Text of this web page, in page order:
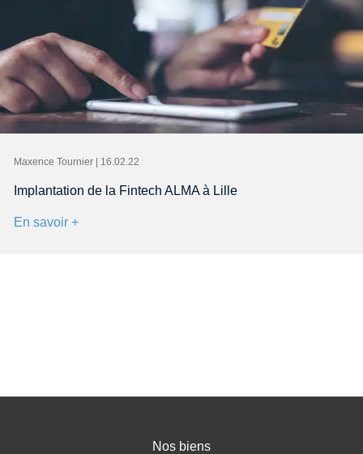
Maxence Tournier | 16.02.22
Implantation de la Fintech ALMA à Lille
En savoir +
Nos biens